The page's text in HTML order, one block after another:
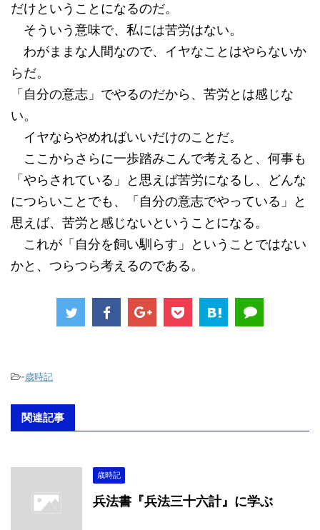
だけということになるのだ。
そういう意味で、私には苦労はない。
わがままな人間なので、イヤなことはやらないか
らだ。
「自分の意志」でやるのだから、苦労とは感じな
い。
イヤならやめればいいだけのことだ。
ここからさらに一歩踏みこんで考えると、何事も
「やらされている」と思えば苦労になるし、どんな
につらいことでも、「自分の意志でやっている」と
思えば、苦労と感じないということになる。
これが「自分を飼い馴らす」ということではない
かと、つらつら考えるのである。
-歳時記
関連記事
歳時記
兵法書『兵法三十六計』に学ぶ